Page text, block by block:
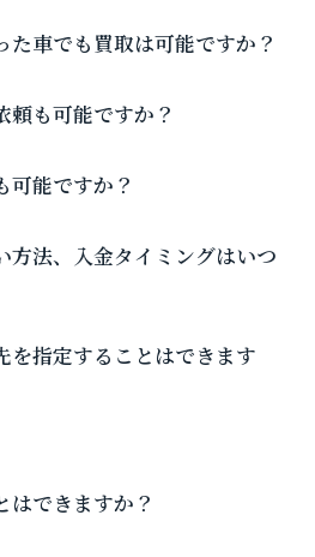
た車でも買取は可能ですか？
頼も可能ですか？
可能ですか？
方法、入金タイミングはいつ
を指定することはできます
はできますか？